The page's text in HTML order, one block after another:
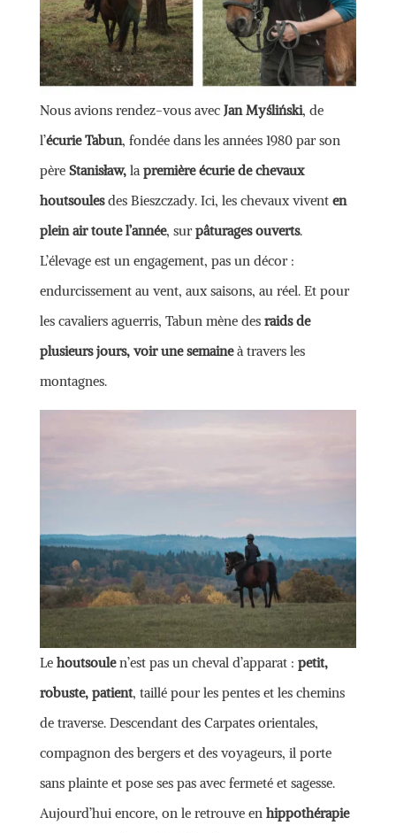
Nous avions rendez-vous avec Jan Myśliński, de
l’écurie Tabun, fondée dans les années 1980 par son
père Stanisław, lapremière écurie de chevaux
houtsoulesdes Bieszczady. Ici, les chevaux vivent en
plein air toute l’année, surpâturages ouverts.
L’élevage est un engagement, pas un décor :
endurcissement au vent, aux saisons, au réel. Et pour
les cavaliers aguerris, Tabun mène des raids de
plusieurs jours, voir une semaineà travers les
montagnes.
Le houtsoulen’est pas un cheval d’apparat : petit,
robuste, patient, taillé pour les pentes et les chemins
de traverse. Descendant des Carpates orientales,
compagnon des bergers et des voyageurs, il porte
sans plainte et pose ses pas avec fermeté et sagesse.
Aujourd’hui encore, on le retrouve en hippothérapie